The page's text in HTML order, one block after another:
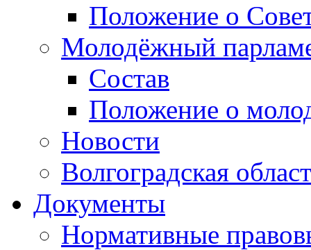
Положение о
Молодёжный
Состав
Положение о
Новости
Волгоградская
Документы
Нормативные